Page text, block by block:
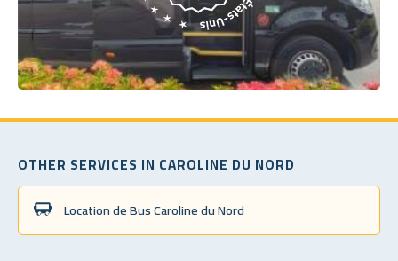
OTHER SERVICES IN CAROLINE DU NORD
Location de Bus Caroline du Nord